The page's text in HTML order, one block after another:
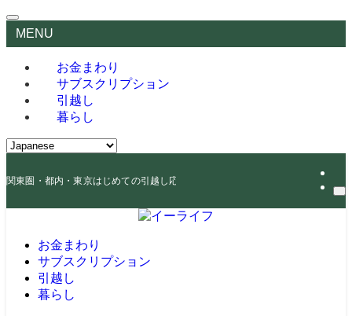
MENU
お金まわり
サブスクリプション
引越し
暮らし
関東圏・都内・東京はじめての引越し応援
お金まわり
サブスクリプション
引越し
暮らし